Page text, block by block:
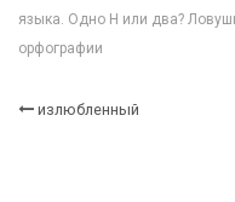
языка. Одно Н или два?
орфографии
излюбленный